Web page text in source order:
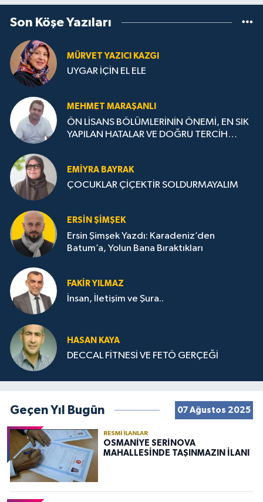
Son Köşe Yazıları
MÜRVET YAZICI KAZGI
UYGAR İÇİN EL ELE
MEHMET MARAŞANLI
ÖN LİSANS BÖLÜMLERİNİN ÖNEMİ, EN SIK
YAPILAN HATALAR VE DOĞRU TERCİH
EMIYRA BAYRAK
ÇOCUKLAR ÇİÇEKTİR SOLDURMAYALIM
ERSIN ŞIMŞEK
Ersin Şimşek Yazdı: Karadeniz’den
Batum’a, Yolun Bana Bıraktıkları
FAKIR YILMAZ
İnsan, İletişim ve Şura..
HASAN KAYA
DECCAL FİTNESİ VE FETÖ GERÇEĞİ
Geçen Yıl Bugün 07 Ağustos 2025
RESMI İLANLAR
OSMANİYE SERİNOVA
MAHALLESİNDE TAŞINMAZIN İLANI